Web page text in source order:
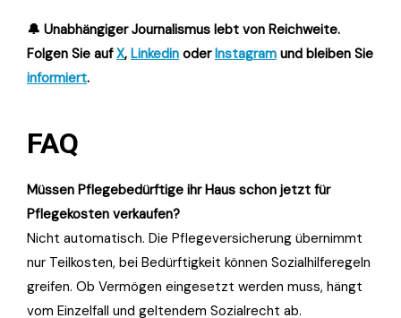
🔔 Unabhängiger Journalismus lebt von Reichweite.
Folgen Sie aufX, Linkedin oderInstagram und bleiben Sie
informiert.
FAQ
Müssen Pflegebedürftige ihr Haus schon jetzt für
Pflegekosten verkaufen?
Nicht automatisch. Die Pflegeversicherung übernimmt
nur Teilkosten, bei Bedürftigkeit können Sozialhilferegeln
greifen. Ob Vermögen eingesetzt werden muss, hängt
vom Einzelfall und geltendem Sozialrecht ab.